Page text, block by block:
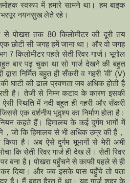
स्वरूप में हमारे सामने था। हम बाइक
भरपूर नयनसुख लेते रहे।
से पोखरा तक 80 किलाेमीटर की दूरी तय
छोटी सी जगह हमें जाना था। और वो जगह
किलोमीटर पहले सेती रिवर गार्ज। भूगोल
बार पढ़ चुका था सो गार्ज देखने की बहुत
निर्मित बहुत ही सँकरी व गहरी 'वी' (V)
घाटी की ढाल प्रवणता जब अधिक होती है
है। तेजी से निम्न कटाव के कारण इसकी
ऐसी स्थिति में नदी बहुत ही गहरी और सँकरी
एक दर्शनीय भूदृश्य का निर्माण होता है।
कहते हैं। हिमालय के कई दुर्गम भागों में
，जो कि हिमालय से भी अधिक उम्र की हैं，
किया है। अब ऐसे दुर्गम भूभागों से मेरी अभी
कि सेती रिवर गार्ज ही देख लें। सेती रिवर
पर बना है। पोखरा पहुँचने से काफी पहले से ही
दिया। और जब इसके पास पहुँचे तो पता
है। मैं बहुत हैरत में था। यह गार्ज शहर के